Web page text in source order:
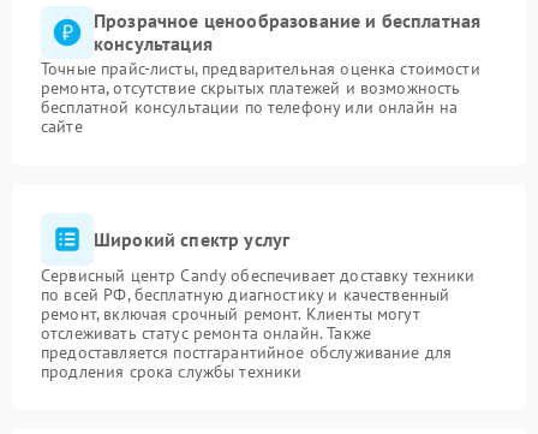
Прозрачное ценообразование и бесплатная
консультация
Точные прайс-листы, предварительная оценка стоимости
ремонта, отсутствие скрытых платежей и возможность
бесплатной консультации по телефону или онлайн на
сайте
Широкий спектр услуг
Сервисный центр Candy обеспечивает доставку техники
по всей РФ, бесплатную диагностику и качественный
ремонт, включая срочный ремонт. Клиенты могут
отслеживать статус ремонта онлайн. Также
предоставляется постгарантийное обслуживание для
продления срока службы техники